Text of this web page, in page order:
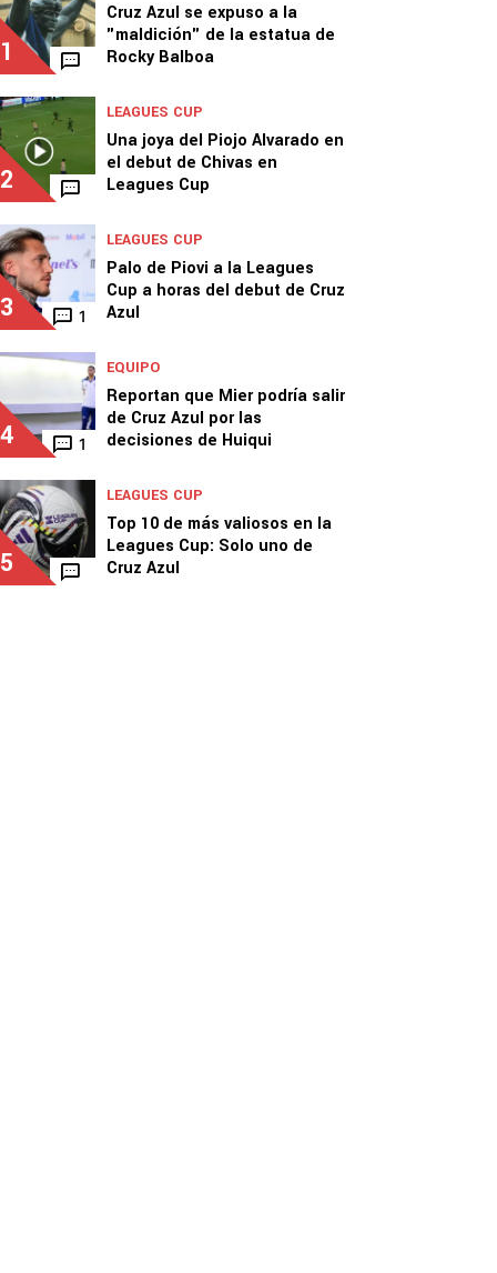
1
Cruz Azul se expuso a la
"maldición" de la estatua de
Rocky Balboa
2
LEAGUES CUP
Una joya del Piojo Alvarado en
el debut de Chivas en
Leagues Cup
3 1
LEAGUES CUP
Palo de Piovi a la Leagues
Cup a horas del debut de Cruz
Azul
4 1
EQUIPO
Reportan que Mier podría salir
de Cruz Azul por las
decisiones de Huiqui
5
LEAGUES CUP
Top 10 de más valiosos en la
Leagues Cup: Solo uno de
Cruz Azul